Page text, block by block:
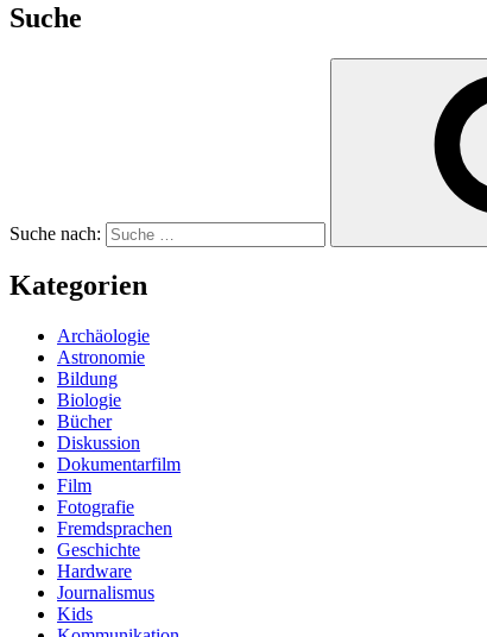
Suche
Suche nach:
Kategorien
Archäologie
Astronomie
Bildung
Biologie
Bücher
Diskussion
Dokumentarfilm
Film
Fotografie
Fremdsprachen
Geschichte
Hardware
Journalismus
Kids